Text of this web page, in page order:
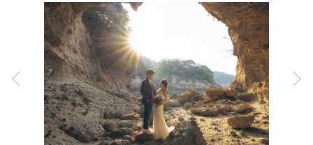
アクセス/TEL スタジオトップ
こだわりポイント